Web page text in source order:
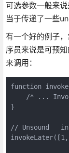
可选参数一般来
当于传递了一些
有一个好的例子
序员来说是可预
来调用：
function
/* ...
}
// Unsound -